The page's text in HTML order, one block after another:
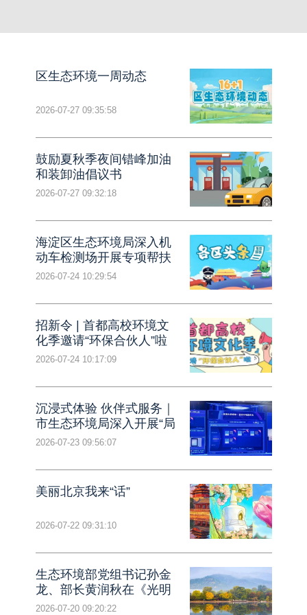
区生态环境一周动态
2026-07-27 09:35:58
鼓励夏秋季夜间错峰加油
和装卸油倡议书
2026-07-27 09:32:18
海淀区生态环境局深入机
动车检测场开展专项帮扶
指导
2026-07-24 10:29:54
招新令 | 首都高校环境文
化季邀请“环保合伙人”啦
2026-07-24 10:17:09
沉浸式体验 伙伴式服务｜
市生态环境局深入开展“局
处长走流程”专项活动
2026-07-23 09:56:07
美丽北京我来“话”
2026-07-22 09:31:10
生态环境部党组书记孙金
龙、部长黄润秋在《光明
日报》发表署名文章《大
2026-07-20 09:20:22